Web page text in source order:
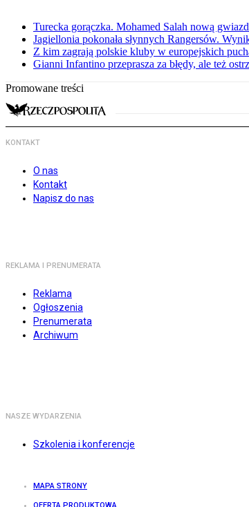
Turecka gorączka. Mohamed Salah nową
Jagiellonia pokonała słynnych Rangersów.
Z kim zagrają polskie kluby w europejskich
Gianni Infantino przeprasza za błędy, ale też
Promowane treści
KONTAKT
O nas
Kontakt
Napisz do nas
REKLAMA I PRENUMERATA
Reklama
Ogłoszenia
Prenumerata
Archiwum
NASZE WYDARZENIA
Szkolenia i konferencje
MAPA STRONY